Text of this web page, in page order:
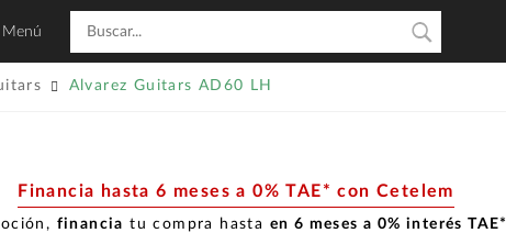
Menú
Alvarez Guitars AD60 LH
Financia hasta 6 meses a 0% TAE* con Cetelem
financia tu compra hasta en 6 meses a 0% interés TAE*